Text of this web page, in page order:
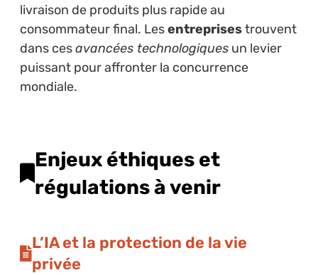
livraison de produits plus rapide au
consommateur final. Lesentreprisestrouvent
dans cesavancées technologiquesun levier
puissant pour affronter la concurrence
mondiale.
Enjeux éthiques et
régulations à venir
L’IA et la protection de la vie
privée